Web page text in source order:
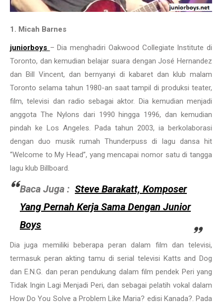
1. Micah Barnes
juniorboys – Dia menghadiri Oakwood Collegiate Institute di
Toronto, dan kemudian belajar suara dengan José Hernandez
dan Bill Vincent, dan bernyanyi di kabaret dan klub malam
Toronto selama tahun 1980-an saat tampil di produksi teater,
film, televisi dan radio sebagai aktor. Dia kemudian menjadi
anggota The Nylons dari 1990 hingga 1996, dan kemudian
pindah ke Los Angeles. Pada tahun 2003, ia berkolaborasi
dengan duo musik rumah Thunderpuss di lagu dansa hit
“Welcome to My Head”, yang mencapai nomor satu di tangga
lagu klub Billboard.
Baca Juga : Steve Barakatt, Komposer
Yang Pernah Kerja Sama Dengan Junior
Boys
Dia juga memiliki beberapa peran dalam film dan televisi,
termasuk peran akting tamu di serial televisi Katts and Dog
dan E.N.G. dan peran pendukung dalam film pendek Peri yang
Tidak Ingin Lagi Menjadi Peri, dan sebagai pelatih vokal dalam
How Do You Solve a Problem Like Maria? edisi Kanada?. Pada